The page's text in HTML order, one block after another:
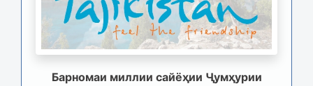
Барномаи миллии сайёҳии Ҷумҳурии